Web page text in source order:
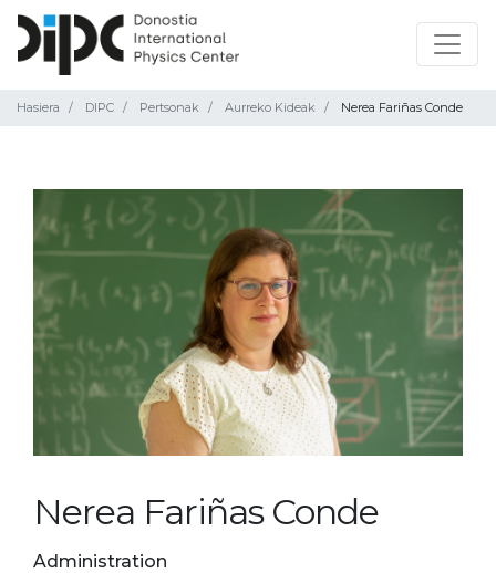
Hasiera DIPC Pertsonak Aurreko Kideak Nerea Fariñas Conde
Nerea Fariñas Conde
Administration